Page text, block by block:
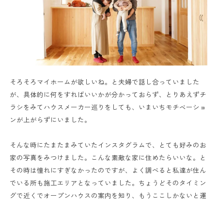
そろそろマイホームが欲しいね。と夫婦で話し合っていました
が、具体的に何をすればいいかが分かっておらず、とりあえずチ
ラシをみてハウスメーカー巡りをしても、いまいちモチベーショ
ンが上がらずにいました。
そんな時にたまたまみていたインスタグラムで、とても好みのお
家の写真をみつけました。こんな素敵な家に住めたらいいな。と
その時は憧れにすぎなかったのですが、よく調べると私達が住ん
でいる所も施工エリアとなっていました。ちょうどそのタイミン
グで近くでオープンハウスの案内を知り、もうここしかないと運